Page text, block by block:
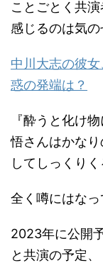
ことごとく共
感じるのは気の
中川大志の彼
惑の発端は？
『酔うと化け
悟さんはかな
してしっくり
全く噂にはなっ
2023年に公開
と共演の予定、